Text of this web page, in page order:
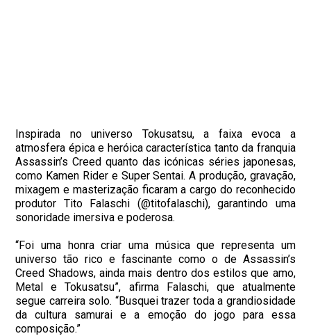
Inspirada no universo Tokusatsu, a faixa evoca a
atmosfera épica e heróica característica tanto da franquia
Assassin’s Creed quanto das icónicas séries japonesas,
como Kamen Rider e Super Sentai. A produção, gravação,
mixagem e masterização ficaram a cargo do reconhecido
produtor Tito Falaschi (@titofalaschi), garantindo uma
sonoridade imersiva e poderosa.
“Foi uma honra criar uma música que representa um
universo tão rico e fascinante como o de Assassin’s
Creed Shadows, ainda mais dentro dos estilos que amo,
Metal e Tokusatsu”, afirma Falaschi, que atualmente
segue carreira solo. “Busquei trazer toda a grandiosidade
da cultura samurai e a emoção do jogo para essa
composição.”